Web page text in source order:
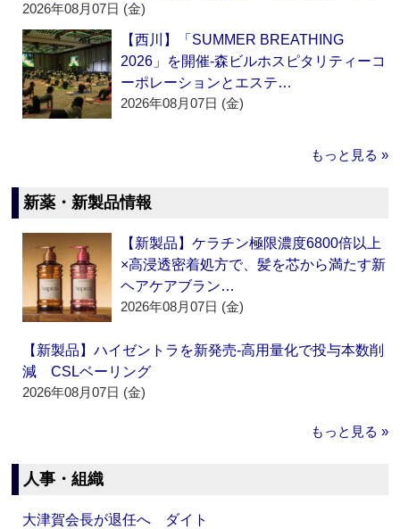
2026年08月07日 (金)
【西川】「SUMMER BREATHING
2026」を開催‐森ビルホスピタリティーコ
ーポレーションとエステ…
2026年08月07日 (金)
もっと見る »
新薬・新製品情報
【新製品】ケラチン極限濃度6800倍以上
×高浸透密着処方で、髪を芯から満たす新
ヘアケアブラン…
2026年08月07日 (金)
【新製品】ハイゼントラを新発売‐高用量化で投与本数削
減 CSLベーリング
2026年08月07日 (金)
もっと見る »
人事・組織
大津賀会長が退任へ ダイト